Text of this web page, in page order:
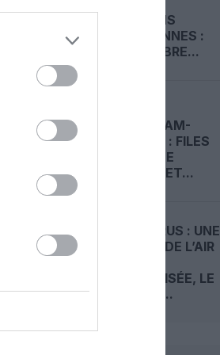
ROTATIONS
QUOTIDIENNES :
KLM CÉLÈBRE...
AMSTERDAM-
SCHIPHOL : FILES
D’ATTENTE
GÉANTES ET...
HANTAVIRUS : UNE
HÔTESSE DE L’AIR
HOSPITALISÉE, LE
TRAÇAGE...